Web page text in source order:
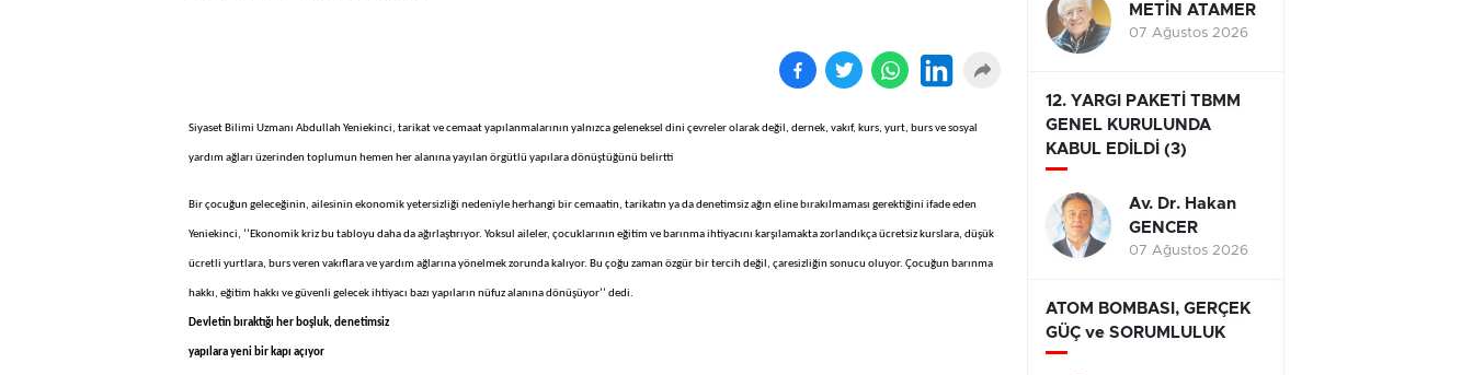
Siyaset Bilimi Uzmanı Abdullah Yeniekinci, tarikat ve cemaat yapılanmalarının yalnızca geleneksel dini çevreler olarak değil, dernek, vakıf, kurs, yurt, burs ve sosyal
yardım ağları üzerinden toplumun hemen her alanına yayılan örgütlü yapılara dönüştüğünü belirtti
Bir çocuğun geleceğinin, ailesinin ekonomik yetersizliği nedeniyle herhangi bir cemaatin, tarikatın ya da denetimsiz ağın eline bırakılmaması gerektiğini ifade eden
Yeniekinci, ‘’Ekonomik kriz bu tabloyu daha da ağırlaştırıyor. Yoksul aileler, çocuklarının eğitim ve barınma ihtiyacını karşılamakta zorlandıkça ücretsiz kurslara, düşük
ücretli yurtlara, burs veren vakıflara ve yardım ağlarına yönelmek zorunda kalıyor. Bu çoğu zaman özgür bir tercih değil, çaresizliğin sonucu oluyor. Çocuğun barınma
hakkı, eğitim hakkı ve güvenli gelecek ihtiyacı bazı yapıların nüfuz alanına dönüşüyor’’ dedi.
Devletin bıraktığı her boşluk, denetimsiz
yapılara yeni bir kapı açıyor
METİN ATAMER
07 Ağustos 2026
12. YARGI PAKETİ TBMM
GENEL KURULUNDA
KABUL EDİLDİ (3)
Av. Dr. Hakan
GENCER
07 Ağustos 2026
ATOM BOMBASI, GERÇEK
GÜÇ ve SORUMLULUK